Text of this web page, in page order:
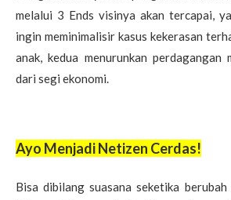
melalui 3 Ends visinya akan tercapai,
ingin meminimalisir kasus kekerasan
anak, kedua menurunkan perdagangan
dari segi ekonomi.
Ayo Menjadi Netizen Cerdas!
Bisa dibilang suasana seketika